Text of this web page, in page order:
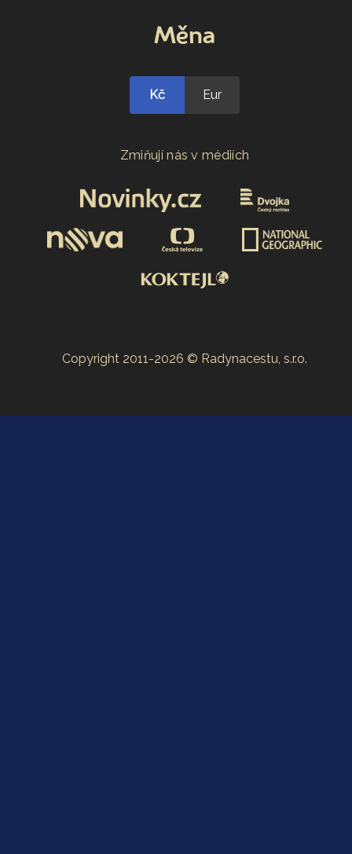
Měna
Kč Eur
Zmiňují nás v médiích
Copyright 2011-2026 © Radynacestu, s.r.o.